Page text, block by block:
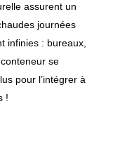
assurent un
journées
infinies : bureaux,
se
pour l’intégrer à
!